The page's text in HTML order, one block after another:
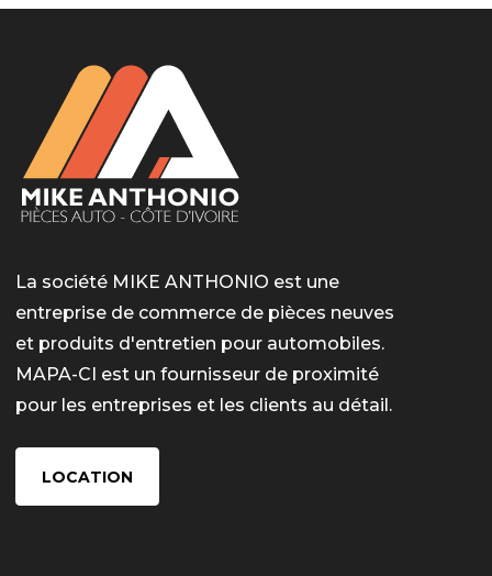
La société MIKE ANTHONIO est une
entreprise de commerce de pièces neuves
et produits d'entretien pour automobiles.
MAPA-CI est un fournisseur de proximité
pour les entreprises et les clients au détail.
LOCATION